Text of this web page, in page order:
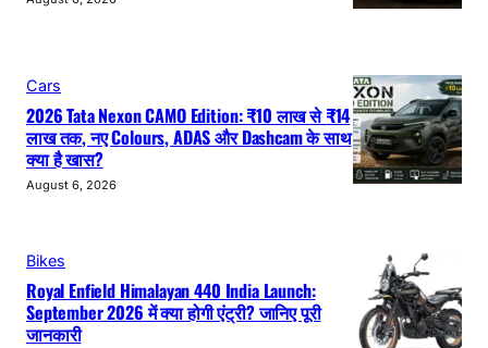
Cars
2026 Tata Nexon CAMO Edition: ₹10 लाख से ₹14
लाख तक, नए Colours, ADAS और Dashcam के साथ
क्या है खास?
August 6, 2026
Bikes
Royal Enfield Himalayan 440 India Launch:
September 2026 में क्या होगी एंट्री? जानिए पूरी
जानकारी